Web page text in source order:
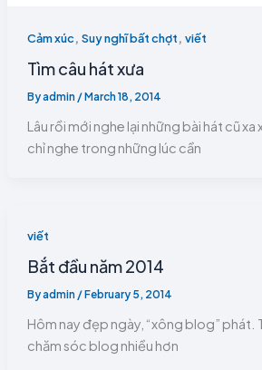
Cảm xúc, Suy nghĩ bất chợt, viết
Tìm câu hát xưa
Byadmin /March 18, 2014
Lâu rồi mới nghe lại những bài hát cũ xa
chỉ nghe trong những lúc cần
viết
Bắt đầu năm 2014
Byadmin /February 5, 2014
Hôm nay đẹp ngày, “xông blog” phát.
chăm sóc blog nhiều hơn